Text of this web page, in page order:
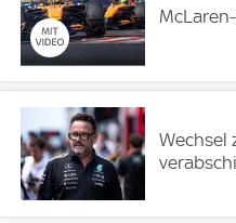
Wechsel